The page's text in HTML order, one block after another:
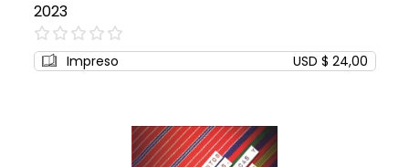
2023
0%
Impreso USD $ 24,00